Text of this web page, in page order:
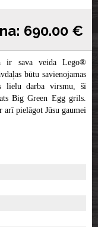
690.00 €
ir sava veida Lego®
būtu savienojamas
lielu darba virsmu, šī
Big Green Egg grils.
arī pielāgot Jūsu gaumei